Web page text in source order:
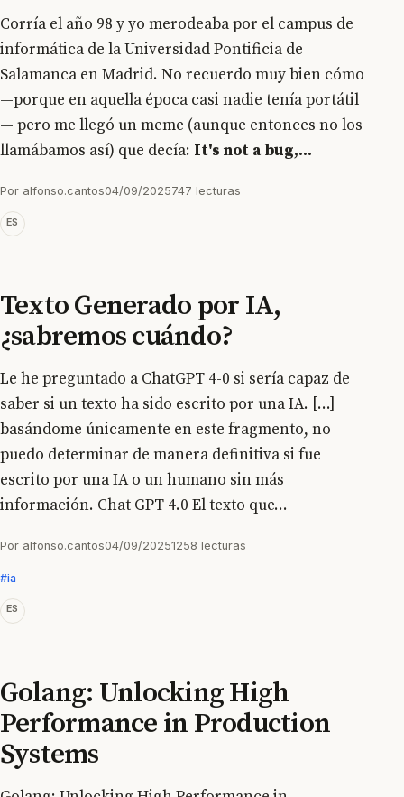
Corría el año 98 y yo merodeaba por el campus de
informática de la Universidad Pontificia de
Salamanca en Madrid. No recuerdo muy bien cómo
—porque en aquella época casi nadie tenía portátil
— pero me llegó un meme (aunque entonces no los
llamábamos así) que decía: It's not a bug,...
Por alfonso.cantos04/09/2025747 lecturas
ES
Texto Generado por IA,
¿sabremos cuándo?
Le he preguntado a ChatGPT 4-0 si sería capaz de
saber si un texto ha sido escrito por una IA. [...]
basándome únicamente en este fragmento, no
puedo determinar de manera definitiva si fue
escrito por una IA o un humano sin más
información. Chat GPT 4.0 El texto que...
Por alfonso.cantos04/09/20251258 lecturas
#ia
ES
Golang: Unlocking High
Performance in Production
Systems